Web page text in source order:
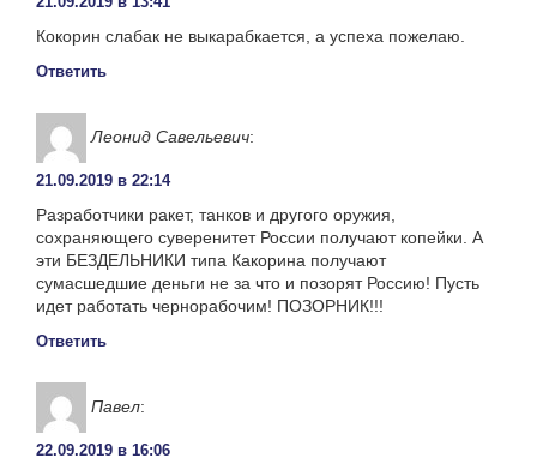
Кокорин слабак не выкарабкается, а успеха пожелаю.
Ответить
Леонид Савельевич:
21.09.2019 в 22:14
Разработчики ракет, танков и другого оружия,
сохраняющего суверенитет России получают копейки. А
эти БЕЗДЕЛЬНИКИ типа Какорина получают
сумасшедшие деньги не за что и позорят Россию! Пусть
идет работать чернорабочим! ПОЗОРНИК!!!
Ответить
Павел:
22.09.2019 в 16:06